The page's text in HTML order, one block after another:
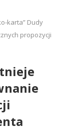
karta” Dudy
propozycji